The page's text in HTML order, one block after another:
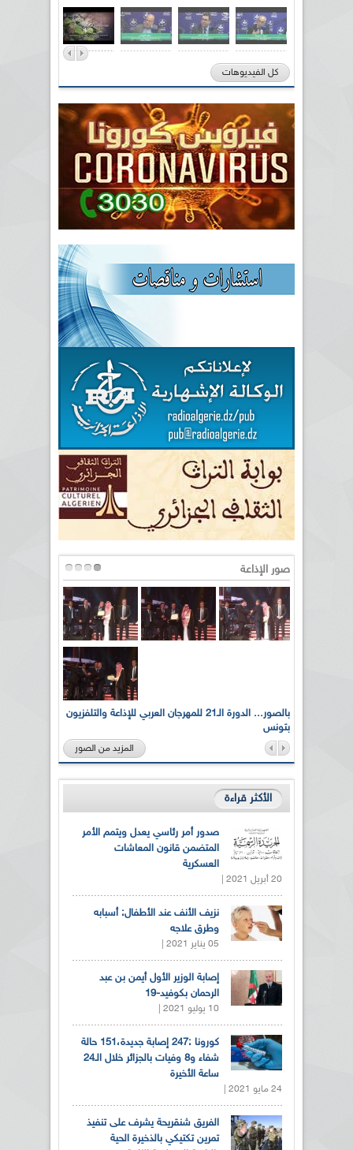
كل الفيديوهات
صور الإذاعة
بالصور... الدورة الـ21 للمهرجان العربي للإذاعة والتلفزيون
بتونس
المزيد من الصور
الأكثر قراءة
صدور أمر رئاسي يعدل ويتمم الأمر
المتضمن قانون المعاشات
العسكرية
20 أبريل 2021 |
نزيف الأنف عند الأطفال: أسبابه
وطرق علاجه
05 يناير 2021 |
إصابة الوزير الأول أيمن بن عبد
الرحمان بكوفيد-19
10 يوليو 2021 |
كورونا :247 إصابة جديدة،151 حالة
شفاء و8 وفيات بالجزائر خلال الـ24
ساعة الأخيرة
24 مايو 2021 |
الفريق شنقريحة يشرف على تنفيذ
تمرين تكتيكي بالذخيرة الحية